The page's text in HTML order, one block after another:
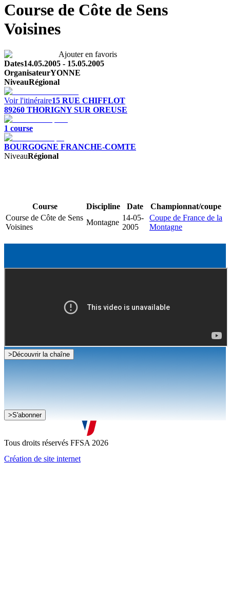
Course de Côte de Sens
Voisines
Ajouter en favoris
Dates14.05.2005 - 15.05.2005
OrganisateurYONNE
NiveauRégional
Voir l'itinéraire15 RUE CHIFFLOT
89260 THORIGNY SUR OREUSE
1 course
BOURGOGNE FRANCHE-COMTE
NiveauRégional
Course Discipline Date
Championnat/coupe
Course de Côte de Sens
Voisines
Montagne
14-05-
2005
Coupe de France de la
Montagne
> Découvrir la chaîne
Je souhaite recevoir la newsletter de la FFSA
J'accepte que mes informations soient collectées conformément à
politique de confidentialité
>S'abonner
Tous droits réservés FFSA 2026
Création de site internet